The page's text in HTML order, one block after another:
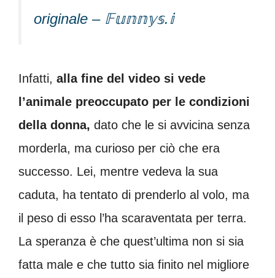
originale – 𝔽𝕦𝕟𝕟𝕪𝕤.𝕚
Infatti, alla fine del video si vede
l’animale preoccupato per le condizioni
della donna, dato che le si avvicina senza
morderla, ma curioso per ciò che era
successo. Lei, mentre vedeva la sua
caduta, ha tentato di prenderlo al volo, ma
il peso di esso l’ha scaraventata per terra.
La speranza è che quest’ultima non si sia
fatta male e che tutto sia finito nel migliore